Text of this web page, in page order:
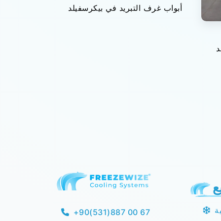
أبواب غرف التبريد في بيكرسفيلد
+90(531)887 00 67